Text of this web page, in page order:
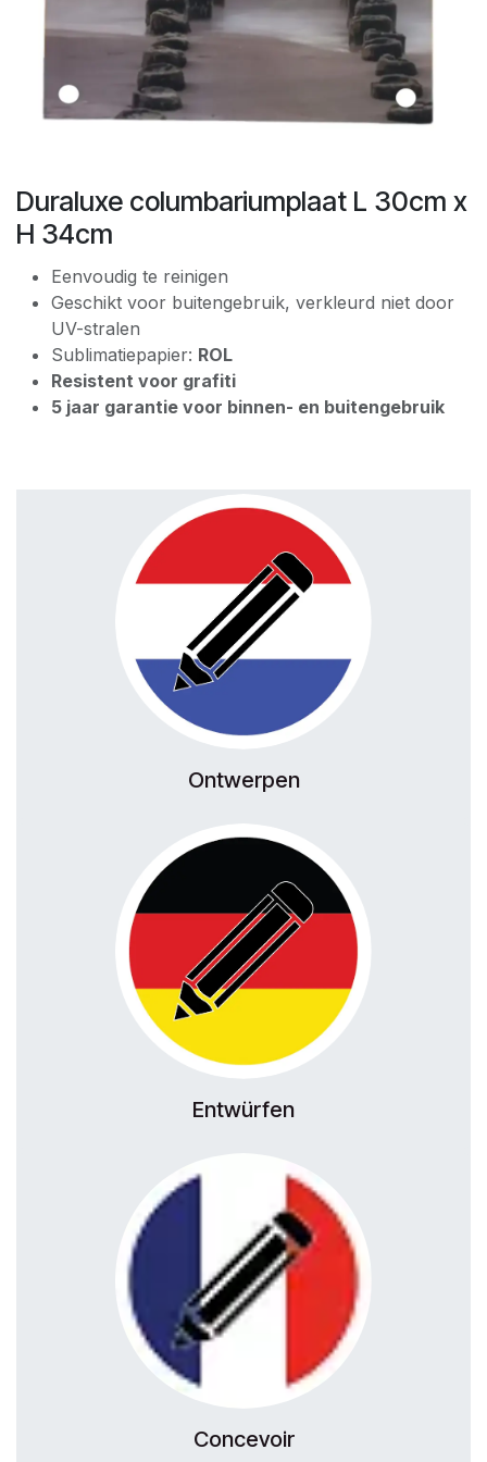
Duraluxe columbariumplaat L 30cm x
H 34cm
Eenvoudig te reinigen
Geschikt voor buitengebruik, verkleurd niet door
UV-stralen
Sublimatiepapier: ROL
Resistent voor grafiti
5 jaar garantie voor binnen- en buitengebruik
Ontwerpen
Entwürfen
Concevoir